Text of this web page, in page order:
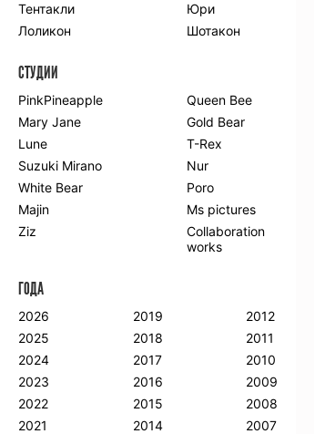
Этти
Боевые
искусства
Гарем
Драма
Игры
Исторический
Магия
Фантастика
Фэнтези
Мистика
Попаданцы в
другой мир
Хентай
ПО ГОДУ
2023
2022
2021
2020
2019
2018
2017
2013
2012
2011
2010
2009
2008
2005
2004
2003
2002
2001
2000
Тентакли
Юри
Лоликон
Шотакон
СТУДИИ
PinkPineapple
Queen Bee
Mary Jane
Gold Bear
Lune
T-Rex
Suzuki Mirano
Nur
White Bear
Poro
Majin
Ms pictures
Ziz
Collaboration
works
ГОДА
2026
2025
2024
2023
2022
2021
2019
2018
2017
2016
2015
2014
2012
2011
2010
2009
2008
2007